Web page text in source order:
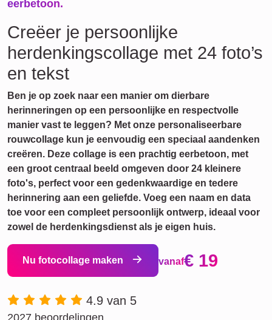
eerbetoon.
Creëer je persoonlijke
herdenkingscollage met 24 foto’s
en tekst
Ben je op zoek naar een manier om dierbare
herinneringen op een persoonlijke en respectvolle
manier vast te leggen? Met onze personaliseerbare
rouwcollage kun je eenvoudig een speciaal aandenken
creëren. Deze collage is een prachtig eerbetoon, met
een groot centraal beeld omgeven door 24 kleinere
foto's, perfect voor een gedenkwaardige en tedere
herinnering aan een geliefde. Voeg een naam en data
toe voor een compleet persoonlijk ontwerp, ideaal voor
zowel de herdenkingsdienst als je eigen huis.
Nu fotocollage maken vanaf€ 19
4.9 van 5
2027 beoordelingen